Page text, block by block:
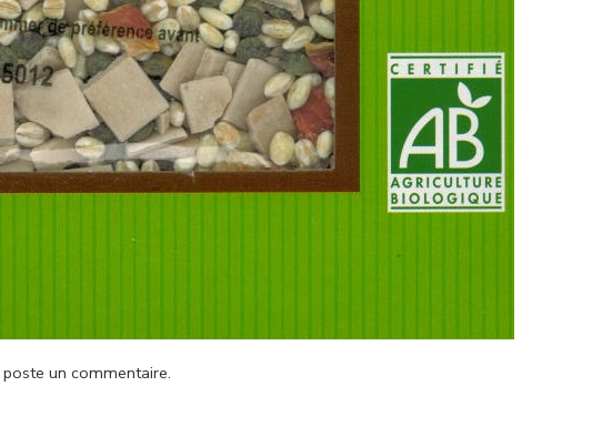
poste un commentaire.